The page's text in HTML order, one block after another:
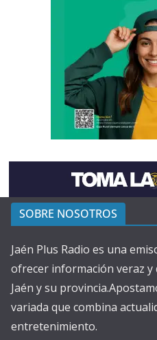
SOBRE NOSOTROS
Jaén Plus Radio es una
ofrecer información veraz y
Jaén y su
variada que combina
entretenimiento.